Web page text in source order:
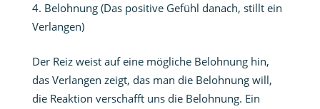
Belohnung (Das positive Gefühl danach, stillt ein
Verlangen)
Der Reiz weist auf eine mögliche Belohnung hin,
das Verlangen zeigt, das man die Belohnung will,
die Reaktion verschafft uns die Belohnung. Ein